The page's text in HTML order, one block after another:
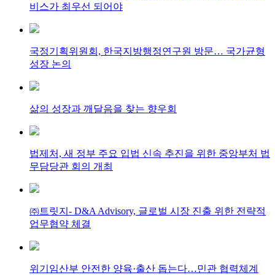
비스가 최우선 되어야
국정기획위원회, 한국지방행정연구원 방문… 국가균형
성장 논의
삶의 성장과 깨달음을 찾는 향우회
법제처, 새 정부 주요 입법 신속 추진을 위한 중앙부처 법
무담당관 회의 개최
㈜트릿지- D&A Advisory, 글로벌 시장 진출 위한 전략적
업무협약 체결
위기임산부 안전한 양육·출산 돕는다…민관 협력체계